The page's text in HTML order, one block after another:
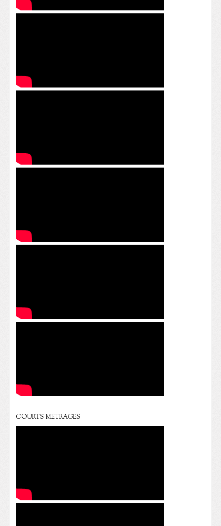
COURTS METRAGES